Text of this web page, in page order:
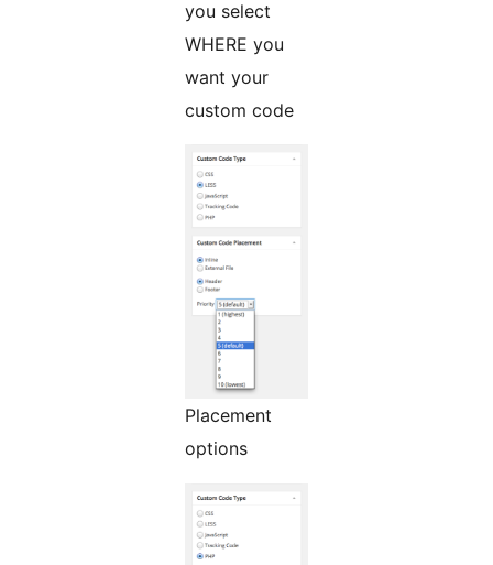
you select
WHERE you
want your
custom code
Placement
options